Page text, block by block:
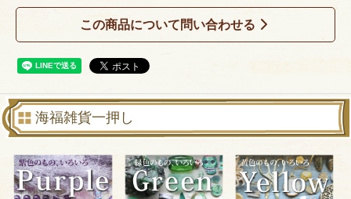
この商品について問い合わせる
海福雑貨一押し